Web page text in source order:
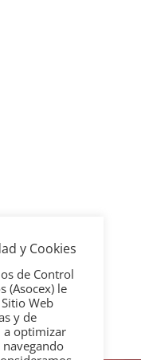
y Cookies
de Control
(Asocex) le
Web
y de
a optimizar